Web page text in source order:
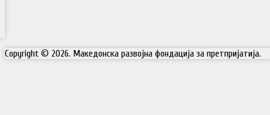
Copyright © 2026. Македонска развојна фондација за претпријатија.